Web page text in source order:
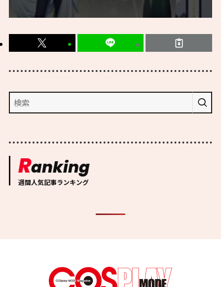
Ranking
週間人気記事ランキング